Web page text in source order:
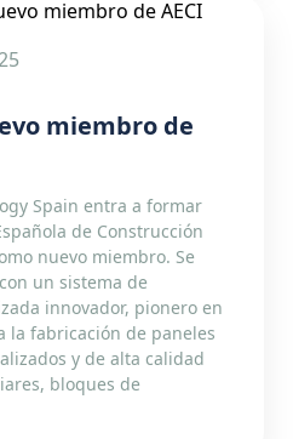
miembro de
Spain entra a formar
de Construcción
nuevo miembro. Se
un sistema de
innovador, pionero en
la fabricación de paneles
y de alta calidad
bloques de